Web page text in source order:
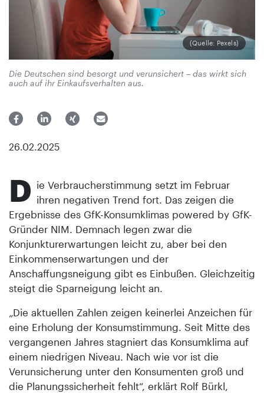
(Quelle: Pexels)
Die Deutschen sind besorgt und verunsichert – das wirkt sich
auch auf ihr Einkaufsverhalten aus.
26.02.2025
D ie Verbraucherstimmung setzt im Februar
ihren negativen Trend fort. Das zeigen die
Ergebnisse des GfK-Konsumklimas powered by GfK-
Gründer NIM. Demnach legen zwar die
Konjunkturerwartungen leicht zu, aber bei den
Einkommenserwartungen und der
Anschaffungsneigung gibt es Einbußen. Gleichzeitig
steigt die Sparneigung leicht an.
„Die aktuellen Zahlen zeigen keinerlei Anzeichen für
eine Erholung der Konsumstimmung. Seit Mitte des
vergangenen Jahres stagniert das Konsumklima auf
einem niedrigen Niveau. Nach wie vor ist die
Verunsicherung unter den Konsumenten groß und
die Planungssicherheit fehlt“, erklärt Rolf Bürkl,